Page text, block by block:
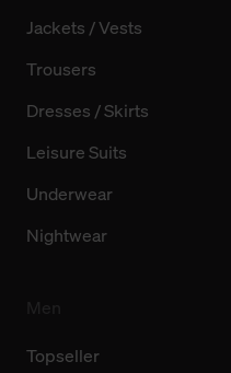
Jackets / Vests
Trousers
Dresses / Skirts
Leisure Suits
Underwear
Nightwear
Topseller